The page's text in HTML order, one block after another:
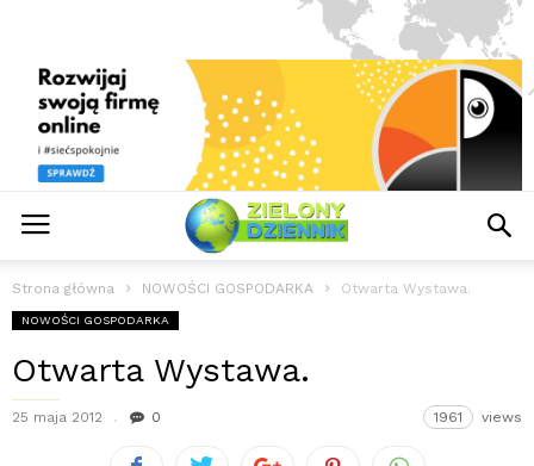
Strona główna NOWOŚCI GOSPODARKA Otwarta Wystawa.
NOWOŚCI GOSPODARKA
Otwarta Wystawa.
25 maja 2012 0 1961 views